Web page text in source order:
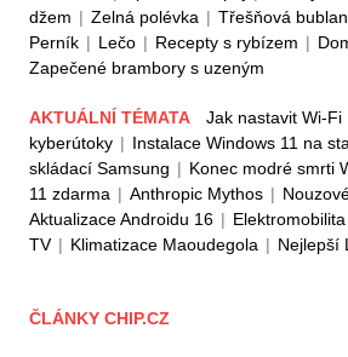
džem | Zelná polévka | Třešňová
Perník | Lečo | Recepty s rybízem |
Zapečené brambory s uzeným
AKTUÁLNÍ TÉMATA Jak nastavit Wi-Fi
kyberútoky | Instalace Windows 11 na
skládací Samsung | Konec modré smrti
11 zdarma | Anthropic Mythos |
Aktualizace Androidu 16 | Elektromobilita
TV | Klimatizace Maoudegola | Nejlepší
ČLÁNKY CHIP.CZ